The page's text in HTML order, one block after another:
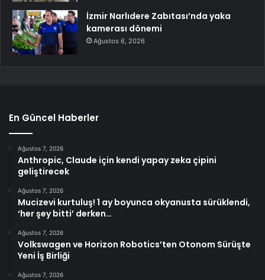
İzmir Narlıdere Zabıtası’nda yaka
kamerası dönemi
Ağustos 6, 2026
En Güncel Haberler
Ağustos 7, 2026
Anthropic, Claude için kendi yapay zeka çipini
geliştirecek
Ağustos 7, 2026
Mucizevi kurtuluş! 1 ay boyunca okyanusta sürüklendi,
‘her şey bitti’ derken…
Ağustos 7, 2026
Volkswagen ve Horizon Robotics’ten Otonom Sürüşte
Yeni İş Birliği
Ağustos 7, 2026